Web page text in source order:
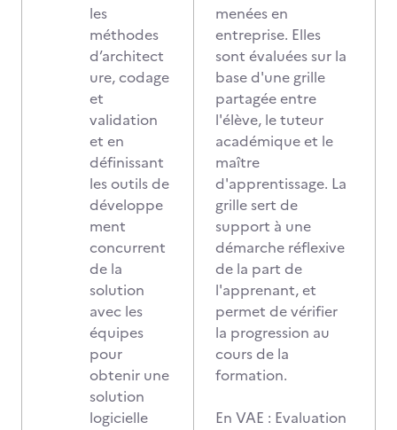
les
méthodes
d’architect
ure, codage
et
validation
et en
définissant
les outils de
développe
ment
concurrent
de la
solution
avec les
équipes
pour
obtenir une
solution
logicielle
menées en
entreprise. Elles
sont évaluées sur la
base d'une grille
partagée entre
l'élève, le tuteur
académique et le
maître
d'apprentissage. La
grille sert de
support à une
démarche réflexive
de la part de
l'apprenant, et
permet de vérifier
la progression au
cours de la
formation.
En VAE : Evaluation